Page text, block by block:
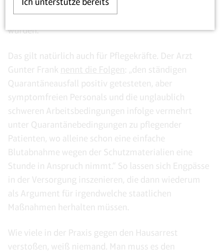
werden, gesunde Menschen müssen zu Hause
bleiben, auch wenn sie auf der Arbeit gebraucht
würden.
Das gilt natürlich auch für Pflegekräfte. Der Arzt
Gunter Frank nennt die Folgen: „den ständigen
Quarantäneausfall positiv getesteten, aber
symptomfreien Personals und die unglaublich
schweren Arbeitsbedingungen infolge vermehrt
unter Quarantänebedingungen zu pflegender
Patienten, wo alleine schon eine einfache
Blutabnahme wegen der Schutzmaterialien eine
Stunde in Anspruch nimmt.“ So lassen sich Engpässe
in der Versorgung inszenieren, die dann wiederum
als Argument für irgendwelche staatlichen
Maßnahmen herhalten müssen.
Wie viele in der Praxis gegen den Hausarrest
verstoßen, weiß niemand. Man muss es den